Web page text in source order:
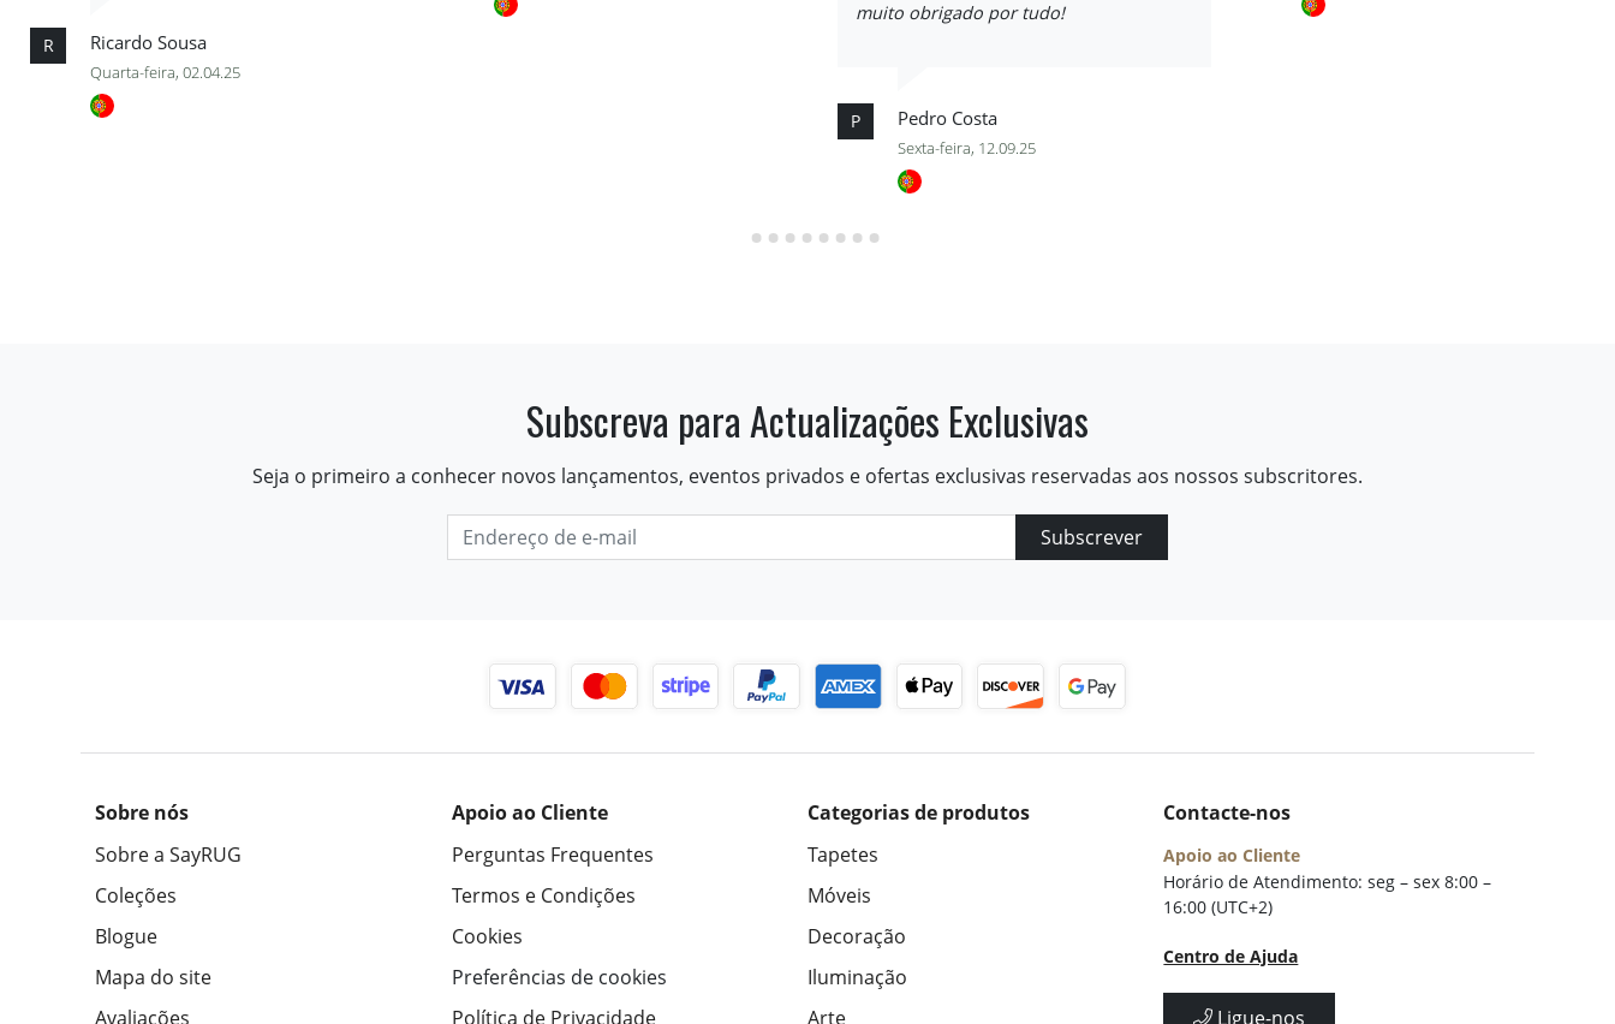
R Ricardo Sousa
Quarta-feira, 02.04.25
muito obrigado por tudo!
P Pedro Costa
Sexta-feira, 12.09.25
Subscreva para Actualizações Exclusivas
Seja o primeiro a conhecer novos lançamentos, eventos privados e ofertas exclusivas reservadas aos nossos subscritores.
Subscrever
Sobre nós
Sobre a SayRUG
Coleções
Blogue
Mapa do site
Avaliações
Apoio ao Cliente
Perguntas Frequentes
Termos e Condições
Cookies
Preferências de cookies
Política de Privacidade
Categorias de produtos
Tapetes
Móveis
Decoração
Iluminação
Arte
Contacte-nos
Apoio ao Cliente
Horário de Atendimento: seg – sex 8:00 –
16:00 (UTC+2)
Centro de Ajuda
Ligue-nos